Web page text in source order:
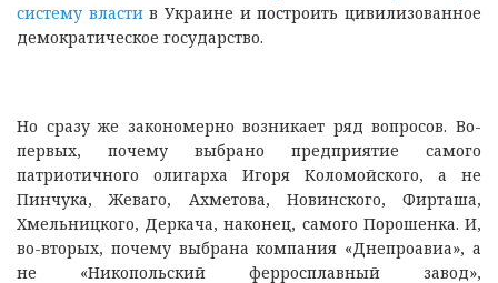
систему властив Украине и построить цивилизованное
демократическое государство.
Но сразу же закономерно возникает ряд вопросов. Во-
первых, почему выбрано предприятие самого
патриотичного олигарха Игоря Коломойского, а не
Пинчука, Жеваго, Ахметова, Новинского, Фирташа,
Хмельницкого, Деркача, наконец, самого Порошенка. И,
во-вторых, почему выбрана компания «Днепроавиа», а
не «Никопольский ферросплавный завод»,